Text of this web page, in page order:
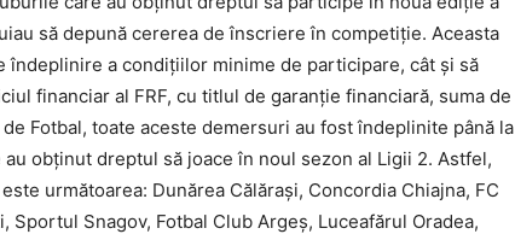
să depună cererea de înscriere în competiţie. Aceasta
a condiţiilor minime de participare, cât şi să
financiar al FRF, cu titlul de garanţie financiară, suma de
Fotbal, toate aceste demersuri au fost îndeplinite până la
obţinut dreptul să joace în noul sezon al Ligii 2. Astfel,
următoarea: Dunărea Călăraşi, Concordia Chiajna, FC
Snagov, Fotbal Club Argeş, Luceafărul Oradea,